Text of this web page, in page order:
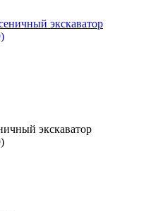
экскаватор